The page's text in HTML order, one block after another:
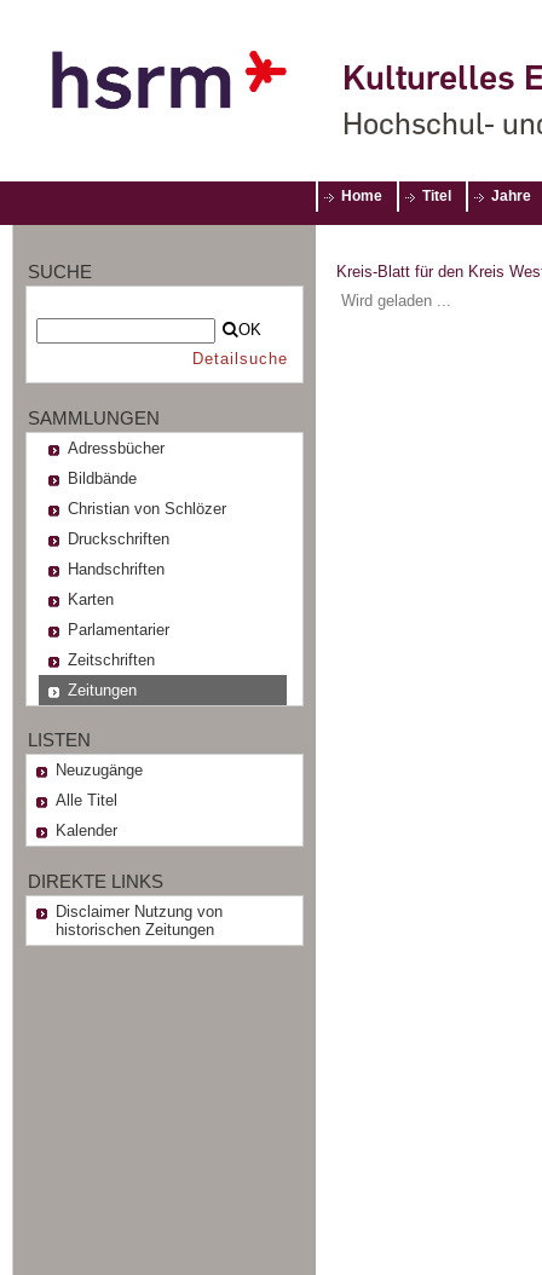
Kulturelles
Hochschul-
Home Titel Jahre
SUCHE
OK
Detailsuche
SAMMLUNGEN
Adressbücher
Bildbände
Christian von Schlözer
Druckschriften
Handschriften
Karten
Parlamentarier
Zeitschriften
Zeitungen
LISTEN
Neuzugänge
Alle Titel
Kalender
DIREKTE LINKS
Disclaimer Nutzung von
historischen Zeitungen
Kreis-Blatt für den Kreis
Wird geladen ...